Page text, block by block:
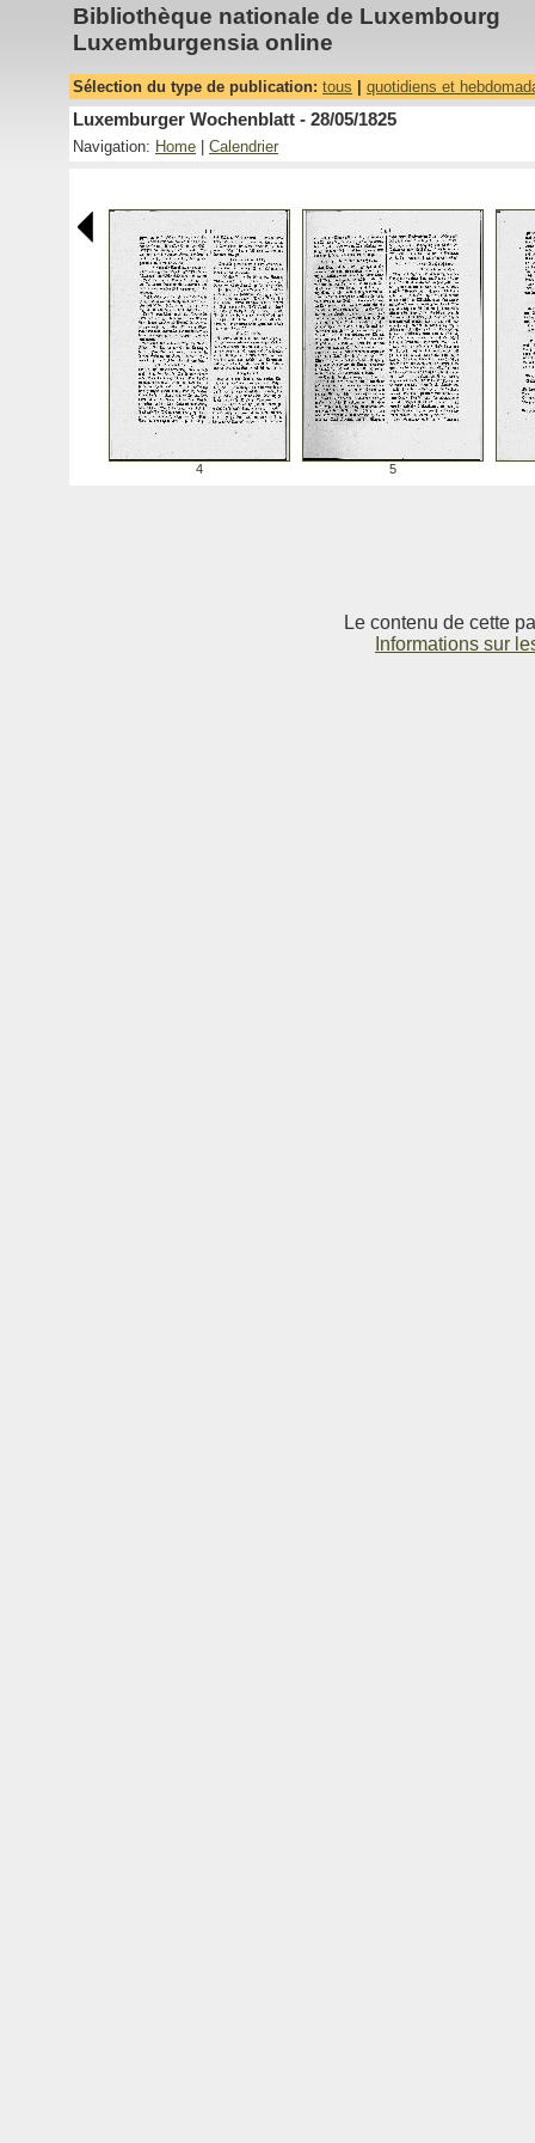
Bibliothèque nationale de Luxembourg
Luxemburgensia online
Sélection du type de publication: tous quotidiens et
Luxemburger Wochenblatt - 28/05/1825
Navigation: Home Calendrier
4 5
Le contenu de cette
Informations sur